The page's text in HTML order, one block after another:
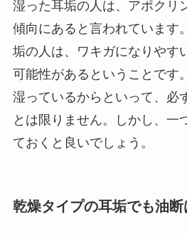
湿った耳垢の人は、アポクリ
傾向にあると言われています
垢の人は、ワキガになりやす
可能性があるということです
湿っているからといって、必
とは限りません。しかし、一
ておくと良いでしょう。
乾燥タイプの耳垢でも油断